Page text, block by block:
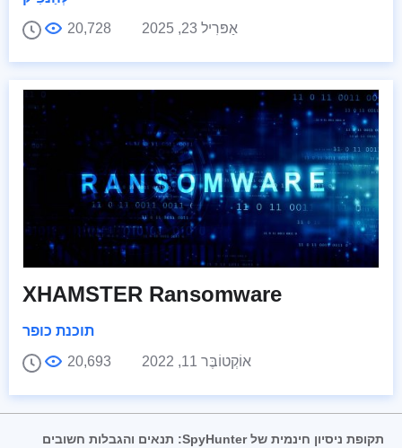
אַפּרִיל 23, 2025
20,728
XHAMSTER Ransomware
תוכנת כופר
אוֹקְטוֹבֶּר 11, 2022
20,693
תקופת ניסיון חינמית של SpyHunter: תנאים והגבלות חשובים